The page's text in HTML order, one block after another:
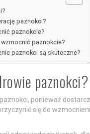
paznokci?
paznokcie?
paznokcie?
paznokci są skuteczne?
paznokci?
ponieważ
się do